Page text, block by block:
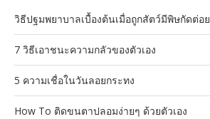
วิธีปฐมพยาบาลเบื้องต้นเมื่อถูกสัตว์มีพิษกัดต่อย
7 วิธีเอาชนะความกลัวของตัวเอง
5 ความเชื่อในวันลอยกระทง
How To ติดขนตาปลอมง่ายๆ ด้วยตัวเอง